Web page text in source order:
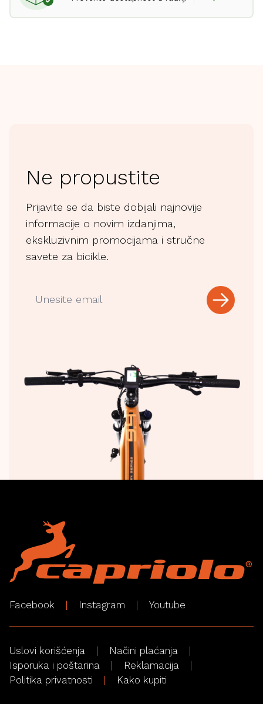
Ne propustite
Prijavite se da biste dobijali najnovije
informacije o novim izdanjima,
ekskluzivnim promocijama i stručne
savete za bicikle.
Facebook Instagram Youtube
Uslovi korišćenja
Načini plaćanja
Isporuka i poštarina
Reklamacija
Politika privatnosti
Kako kupiti